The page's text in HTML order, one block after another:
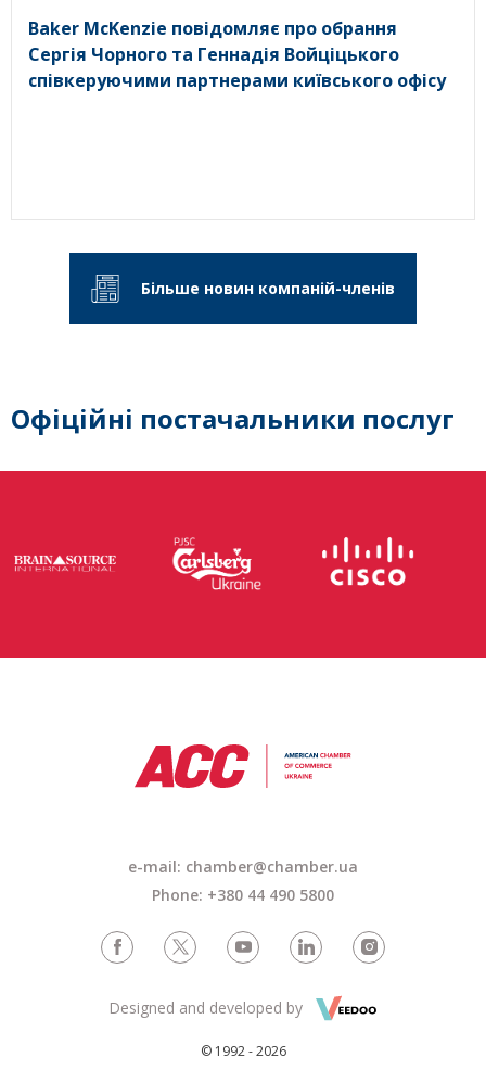
Baker McKenzie повідомляє про обрання
Сергія Чорного та Геннадія Войціцького
співкеруючими партнерами київського офісу
Більше новин компаній-членів
Офіційні постачальники послуг
e-mail: chamber@chamber.ua
Phone: +380 44 490 5800
© 1992 - 2026
Designed and developed by